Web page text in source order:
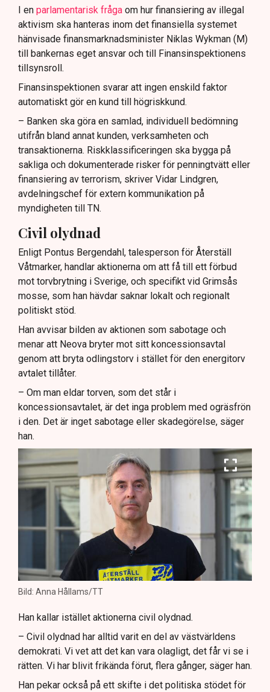
I en parlamentarisk fråga om hur finansiering av illegal
aktivism ska hanteras inom det finansiella systemet
hänvisade finansmarknadsminister Niklas Wykman (M)
till bankernas eget ansvar och till Finansinspektionens
tillsynsroll.
Finansinspektionen svarar att ingen enskild faktor
automatiskt gör en kund till högriskkund.
– Banken ska göra en samlad, individuell bedömning
utifrån bland annat kunden, verksamheten och
transaktionerna. Riskklassificeringen ska bygga på
sakliga och dokumenterade risker för penningtvätt eller
finansiering av terrorism, skriver Vidar Lindgren,
avdelningschef för extern kommunikation på
myndigheten till TN.
Civil olydnad
Enligt Pontus Bergendahl, talesperson för Återställ
Våtmarker, handlar aktionerna om att få till ett förbud
mot torvbrytning i Sverige, och specifikt vid Grimsås
mosse, som han hävdar saknar lokalt och regionalt
politiskt stöd.
Han avvisar bilden av aktionen som sabotage och
menar att Neova bryter mot sitt koncessionsavtal
genom att bryta odlingstorv i stället för den energitorv
avtalet tillåter.
– Om man eldar torven, som det står i
koncessionsavtalet, är det inga problem med ogräsfrön
i den. Det är inget sabotage eller skadegörelse, säger
han.
Bild: Anna Hållams/TT
Han kallar istället aktionerna civil olydnad.
– Civil olydnad har alltid varit en del av västvärldens
demokrati. Vi vet att det kan vara olagligt, det får vi se i
rätten. Vi har blivit frikända förut, flera gånger, säger han.
Han pekar också på ett skifte i det politiska stödet för